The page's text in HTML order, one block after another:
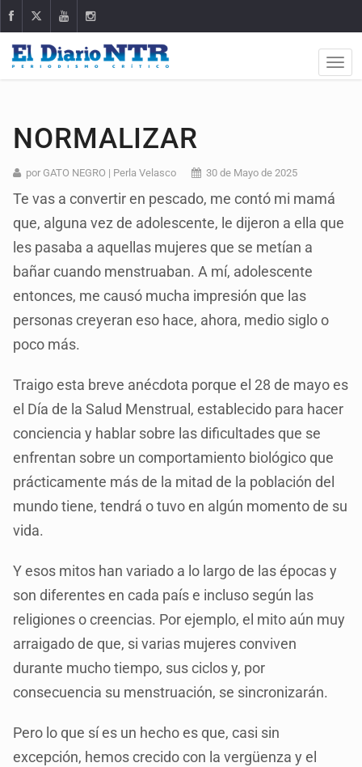
NORMALIZAR
por GATO NEGRO | Perla Velasco 30 de Mayo de 2025
Te vas a convertir en pescado, me contó mi mamá
que, alguna vez de adolescente, le dijeron a ella que
les pasaba a aquellas mujeres que se metían a
bañar cuando menstruaban. A mí, adolescente
entonces, me causó mucha impresión que las
personas creyeran eso hace, ahora, medio siglo o
poco más.
Traigo esta breve anécdota porque el 28 de mayo es
el Día de la Salud Menstrual, establecido para hacer
conciencia y hablar sobre las dificultades que se
enfrentan sobre un comportamiento biológico que
prácticamente más de la mitad de la población del
mundo tiene, tendrá o tuvo en algún momento de su
vida.
Y esos mitos han variado a lo largo de las épocas y
son diferentes en cada país e incluso según las
religiones o creencias. Por ejemplo, el mito aún muy
arraigado de que, si varias mujeres conviven
durante mucho tiempo, sus ciclos y, por
consecuencia su menstruación, se sincronizarán.
Pero lo que sí es un hecho es que, casi sin
excepción, hemos crecido con la vergüenza y el